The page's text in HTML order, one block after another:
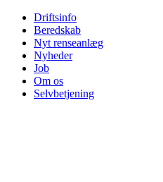
Driftsinfo
Beredskab
Nyt renseanlæg
Nyheder
Job
Om os
Selvbetjening